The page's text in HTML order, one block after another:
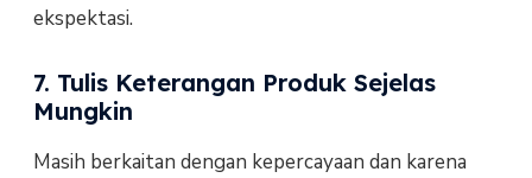
ekspektasi.
7. Tulis Keterangan Produk Sejelas
Mungkin
Masih berkaitan dengan kepercayaan dan karena